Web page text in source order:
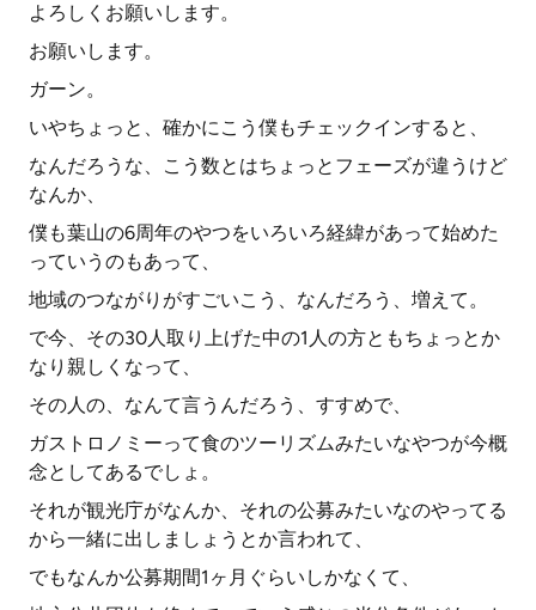
よろしくお願いします。
お願いします。
ガーン。
いやちょっと、確かにこう僕もチェックインすると、
なんだろうな、こう数とはちょっとフェーズが違うけど
なんか、
僕も葉山の6周年のやつをいろいろ経緯があって始めた
っていうのもあって、
地域のつながりがすごいこう、なんだろう、増えて。
で今、その30人取り上げた中の1人の方ともちょっとか
なり親しくなって、
その人の、なんて言うんだろう、すすめで、
ガストロノミーって食のツーリズムみたいなやつが今概
念としてあるでしょ。
それが観光庁がなんか、それの公募みたいなのやってる
から一緒に出しましょうとか言われて、
でもなんか公募期間1ヶ月ぐらいしかなくて、